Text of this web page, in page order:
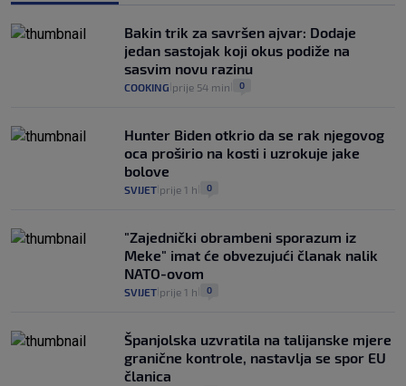
automobilom na Hvar iz Zagreba, a
koliko iz Osijeka
VIJESTI 14
Bakin trik za savršen ajvar: Dodaje
jedan sastojak koji okus podiže na
sasvim novu razinu
COOKING prije 54 min 0
Hunter Biden otkrio da se rak njegovog
oca proširio na kosti i uzrokuje jake
bolove
SVIJET prije 1 h 0
"Zajednički obrambeni sporazum iz
Meke" imat će obvezujući članak nalik
NATO-ovom
SVIJET prije 1 h 0
Španjolska uzvratila na talijanske mjere
granične kontrole, nastavlja se spor EU
članica